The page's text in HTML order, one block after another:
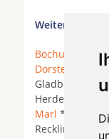
Weitere Orte
Bochum *
Dorsten
Gladbeck *
Herdecke an
Marl * Oer-